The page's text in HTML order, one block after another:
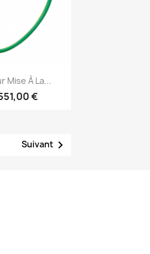
rapide
Mise À La...
€
Suivant